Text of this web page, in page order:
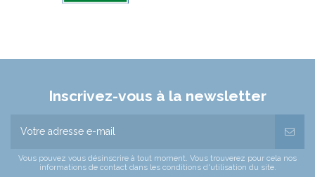
Inscrivez-vous à la newsletter
Vous pouvez vous désinscrire à tout moment. Vous trouverez pour cela nos
informations de contact dans les conditions d'utilisation du site.